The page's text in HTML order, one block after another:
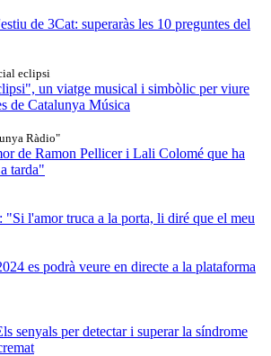
de 3Cat: superaràs les 10 preguntes del
eclipsi
un viatge musical i simbòlic per viure
de Catalunya Música
Ràdio"
de Ramon Pellicer i Lali Colomé que ha
tarda"
"Si l'amor truca a la porta, li diré que el meu
es podrà veure en directe a la plataforma
senyals per detectar i superar la síndrome